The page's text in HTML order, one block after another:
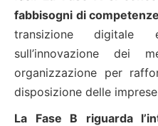
fabbisogni di
transizione digitale
sull’innovazione dei
organizzazione per
disposizione delle
La Fase B riguarda